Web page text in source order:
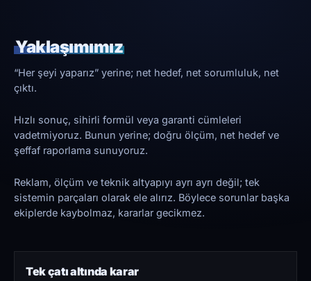
Yaklaşımımız
“Her şeyi yaparız” yerine; net hedef, net sorumluluk, net
çıktı.
Hızlı sonuç, sihirli formül veya garanti cümleleri
vadetmiyoruz. Bunun yerine; doğru ölçüm, net hedef ve
şeffaf raporlama sunuyoruz.
Reklam, ölçüm ve teknik altyapıyı ayrı ayrı değil; tek
sistemin parçaları olarak ele alırız. Böylece sorunlar başka
ekiplerde kaybolmaz, kararlar gecikmez.
Tek çatı altında karar